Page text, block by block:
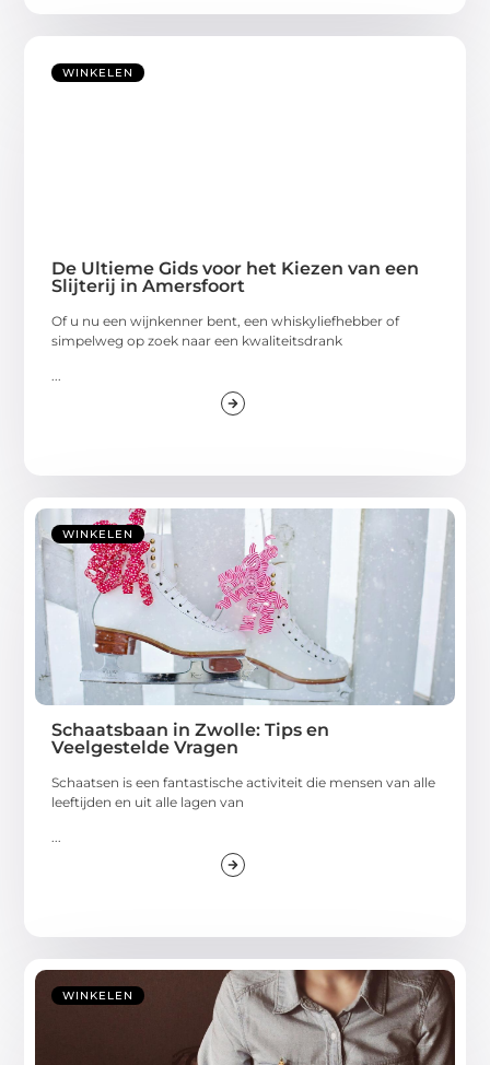
WINKELEN
De Ultieme Gids voor het Kiezen van een
Slijterij in Amersfoort
Of u nu een wijnkenner bent, een whiskyliefhebber of
simpelweg op zoek naar een kwaliteitsdrank
WINKELEN
Schaatsbaan in Zwolle: Tips en
Veelgestelde Vragen
Schaatsen is een fantastische activiteit die mensen van alle
leeftijden en uit alle lagen van
...
WINKELEN